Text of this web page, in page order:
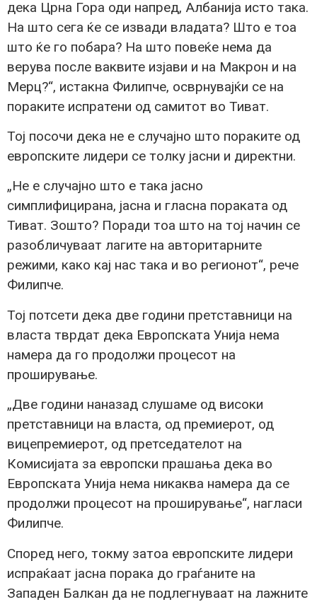
дека Црна Гора оди напред, Албанија исто така.
На што сега ќе се извади владата? Што е тоа
што ќе го побара? На што повеќе нема да
верува после ваквите изјави и на Макрон и на
Мерц?“, истакна Филипче, осврнувајќи се на
пораките испратени од самитот во Тиват.
Тој посочи дека не е случајно што пораките од
европските лидери се толку јасни и директни.
„Не е случајно што е така јасно
симплифицирана, јасна и гласна пораката од
Тиват. Зошто? Поради тоа што на тој начин се
разобличуваат лагите на авторитарните
режими, како кај нас така и во регионот“, рече
Филипче.
Тој потсети дека две години претставници на
власта тврдат дека Европската Унија нема
намера да го продолжи процесот на
проширување.
„Две години наназад слушаме од високи
претставници на власта, од премиерот, од
вицепремиерот, од претседателот на
Комисијата за европски прашања дека во
Европската Унија нема никаква намера да се
продолжи процесот на проширување“, нагласи
Филипче.
Според него, токму затоа европските лидери
испраќаат јасна порака до граѓаните на
Западен Балкан да не подлегнуваат на лажните